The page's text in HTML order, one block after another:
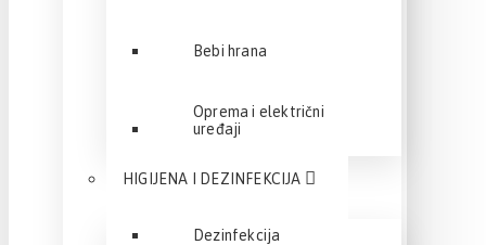
Bebi hrana
Oprema i električni
uređaji
HIGIJENA I DEZINFEKCIJA
Dezinfekcija